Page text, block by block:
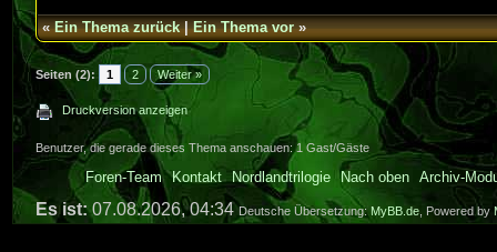
«Ein Thema zurück|Ein Thema vor»
Seiten (2): 1 2 Weiter »
Druckversion anzeigen
Benutzer, die gerade dieses Thema anschauen: 1 Gast/Gäste
Foren-Team Kontakt Nordlandtrilogie Nach oben Archiv-
Es ist:07.08.2026, 04:34 Deutsche Übersetzung: MyBB.de , Powered by